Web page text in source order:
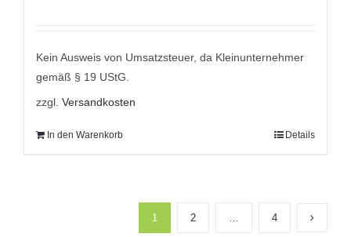
Kein Ausweis von Umsatzsteuer, da Kleinunternehmer
gemäß § 19 UStG.
zzgl. Versandkosten
In den Warenkorb Details
1 2 … 4